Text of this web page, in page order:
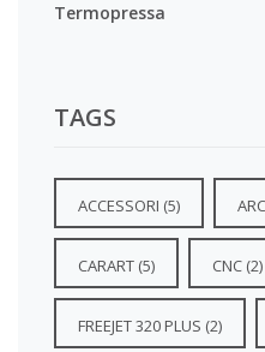
Termopressa
TAGS
ACCESSORI (5)
CARART (5) CNC (2)
FREEJET 320 PLUS (2)